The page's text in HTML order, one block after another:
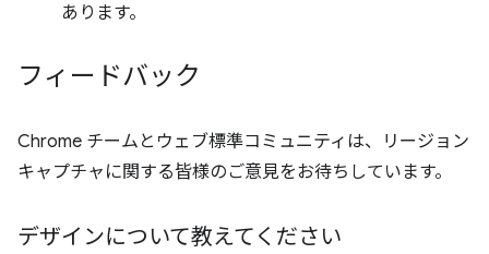
あります。
フィードバック
Chrome チームとウェブ標準コミュニティは、リージョン
キャプチャに関する皆様のご意見をお待ちしています。
デザインについて教えてください